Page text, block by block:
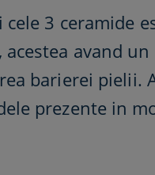
cele 3 ceramide
acestea avand
barierei pielii.
prezente in